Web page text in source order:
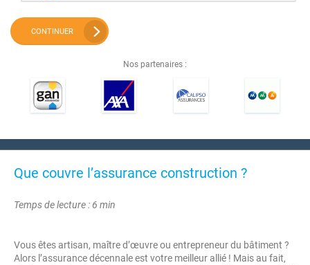
CONTINUER
Nos partenaires :
Que couvre l’assurance construction ?
Temps de lecture : 6 min
Vous êtes artisan, maître d’œuvre ou entrepreneur du bâtiment ?
Alors l’assurance décennale est votre meilleur allié ! Mais au fait,